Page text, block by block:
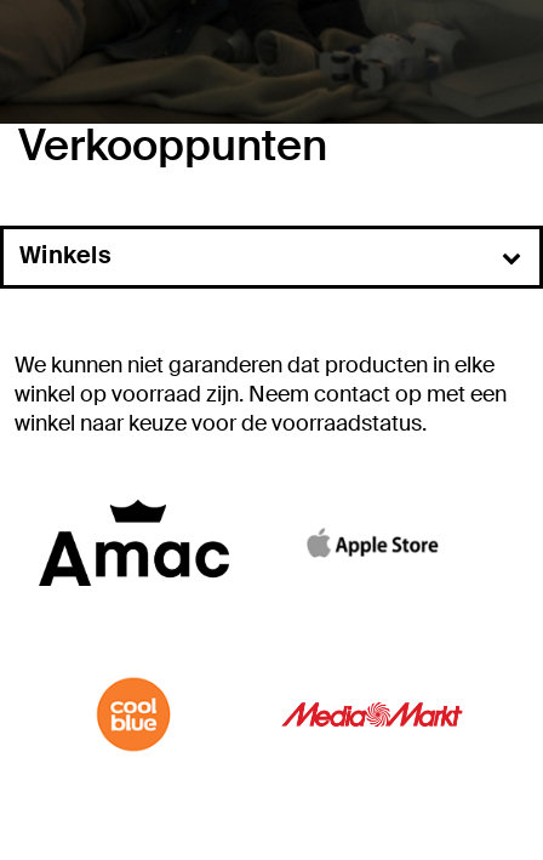
Verkooppunten
Winkels
Online
We kunnen niet garanderen dat producten in elke
winkel op voorraad zijn. Neem contact op met een
winkel naar keuze voor de voorraadstatus.